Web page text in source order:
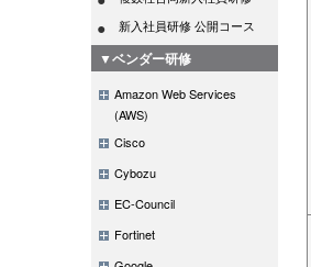
新入社員研修 公開コース
▼ベンダー研修
Amazon Web Services
(AWS)
Cisco
Cybozu
EC-Council
Fortinet